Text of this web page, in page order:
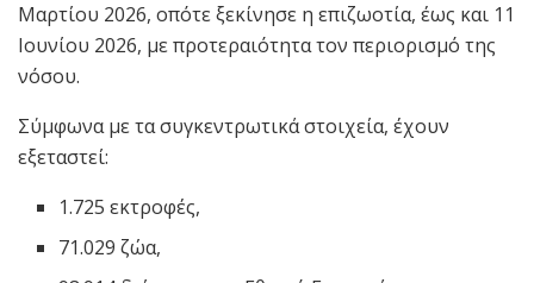
Μαρτίου 2026, οπότε ξεκίνησε η επιζωοτία, έως και 11
Ιουνίου 2026, με προτεραιότητα τον περιορισμό της
νόσου.
Σύμφωνα με τα συγκεντρωτικά στοιχεία, έχουν
εξεταστεί:
1.725 εκτροφές,
71.029 ζώα,